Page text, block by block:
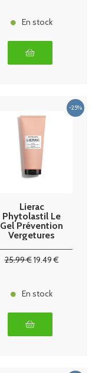
En stock
Lierac
Phytolastil Le
Gel Prévention
Vergetures
25.99€19.49€
En stock